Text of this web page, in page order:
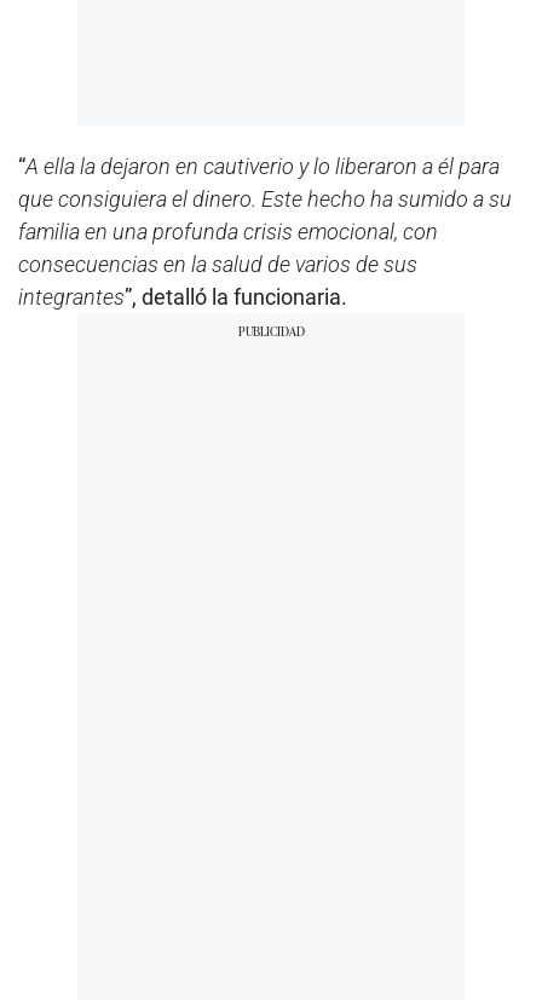
“A ella la dejaron en cautiverio y lo liberaron a él para
que consiguiera el dinero. Este hecho ha sumido a su
familia en una profunda crisis emocional, con
consecuencias en la salud de varios de sus
integrantes”, detalló la funcionaria.